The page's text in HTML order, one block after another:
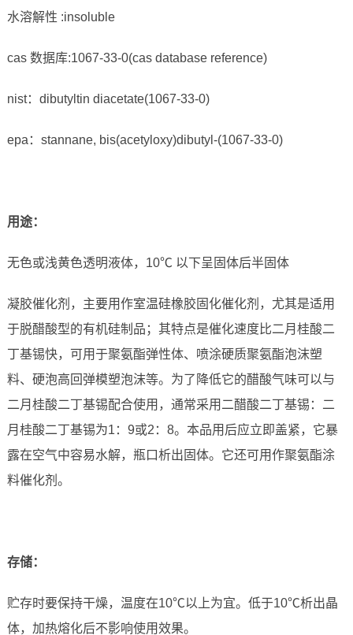
水溶解性 :insoluble
cas 数据库:1067-33-0(cas database reference)
nist：dibutyltin diacetate(1067-33-0)
epa：stannane, bis(acetyloxy)dibutyl-(1067-33-0)
用途：
无色或浅黄色透明液体，10℃ 以下呈固体后半固体
凝胶催化剂，主要用作室温硅橡胶固化催化剂，尤其是适用
于脱醋酸型的有机硅制品；其特点是催化速度比二月桂酸二
丁基锡快，可用于聚氨酯弹性体、喷涂硬质聚氨酯泡沫塑
料、硬泡高回弹模塑泡沫等。为了降低它的醋酸气味可以与
二月桂酸二丁基锡配合使用，通常采用二醋酸二丁基锡：二
月桂酸二丁基锡为1：9或2：8。本品用后应立即盖紧，它暴
露在空气中容易水解，瓶口析出固体。它还可用作聚氨酯涂
料催化剂。
存储：
贮存时要保持干燥，温度在10℃以上为宜。低于10℃析出晶
体，加热熔化后不影响使用效果。